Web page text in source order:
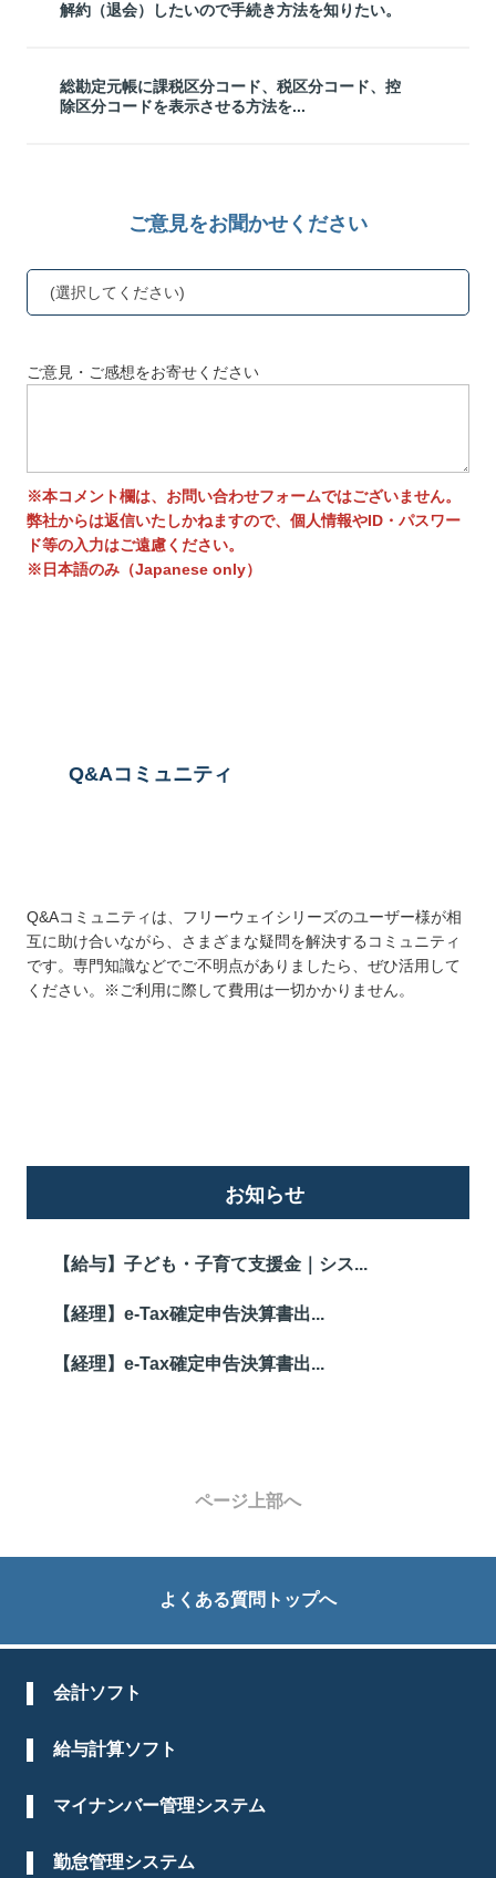
解約（退会）したいので手続き方法を知りたい。
総勘定元帳に課税区分コード、税区分コード、控
除区分コードを表示させる方法を...
ご意見をお聞かせください
(選択してください)
ご意見・ご感想をお寄せください
※本コメント欄は、お問い合わせフォームではございません。
弊社からは返信いたしかねますので、個人情報やID・パスワー
ド等の入力はご遠慮ください。
※日本語のみ（Japanese only）
Q&Aコミュニティ
Q&Aコミュニティは、フリーウェイシリーズのユーザー様が相
互に助け合いながら、さまざまな疑問を解決するコミュニティ
です。専門知識などでご不明点がありましたら、ぜひ活用して
ください。※ご利用に際して費用は一切かかりません。
お知らせ
【給与】子ども・子育て支援金｜シス...
【経理】e-Tax確定申告決算書出...
【経理】e-Tax確定申告決算書出...
ページ上部へ
よくある質問トップへ
会計ソフト
給与計算ソフト
マイナンバー管理システム
勤怠管理システム